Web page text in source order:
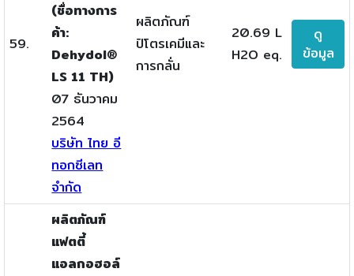
59.
(ชื่อทางการ
ค้า:
Dehydol®
LS 11 TH)
07 ธันวาคม
2564
บริษัท ไทย อี
ทอกซีเลท
จำกัด
ผลิตภัณฑ์
ปิโตรเคมีและ
การกลั่น
20.69 L
H2O eq.
ดู
ข้อมูล
ผลิตภัณฑ์
แฟตตี้
แอลกอฮอล์